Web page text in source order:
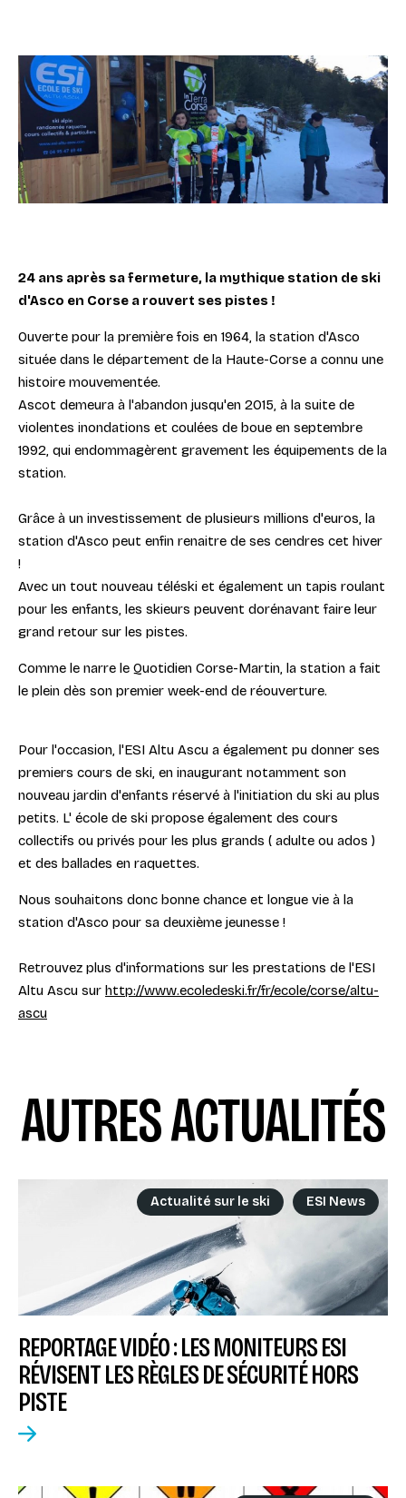
24 ans après sa fermeture, la mythique station de ski
d'Asco en Corse a rouvert ses pistes !
Ouverte pour la première fois en 1964, la station d'Asco
située dans le département de la Haute-Corse a connu une
histoire mouvementée.
Ascot demeura à l'abandon jusqu'en 2015, à la suite de
violentes inondations et coulées de boue en septembre
1992, qui endommagèrent gravement les équipements de la
station.
Grâce à un investissement de plusieurs millions d'euros, la
station d'Asco peut enfin renaitre de ses cendres cet hiver
!
Avec un tout nouveau téléski et également un tapis roulant
pour les enfants, les skieurs peuvent dorénavant faire leur
grand retour sur les pistes.
Comme le narre le Quotidien Corse-Martin, la station a fait
le plein dès son premier week-end de réouverture.
Pour l'occasion, l'ESI Altu Ascu a également pu donner ses
premiers cours de ski, en inaugurant notamment son
nouveau jardin d'enfants réservé à l'initiation du ski au plus
petits. L' école de ski propose également des cours
collectifs ou privés pour les plus grands ( adulte ou ados )
et des ballades en raquettes.
Nous souhaitons donc bonne chance et longue vie à la
station d'Asco pour sa deuxième jeunesse !
Retrouvez plus d'informations sur les prestations de l'ESI
Altu Ascu sur http://www.ecoledeski.fr/fr/ecole/corse/altu-
ascu
AUTRES ACTUALITÉS
Actualité sur le ski ESI News
REPORTAGE VIDÉO : LES MONITEURS ESI
RÉVISENT LES RÈGLES DE SÉCURITÉ HORS
PISTE